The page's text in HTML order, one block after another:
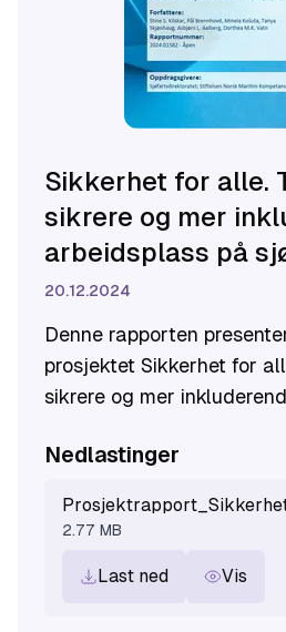
Sikkerhet for alle.
sikrere og mer
arbeidsplass på
20.12.2024
Denne rapporten
prosjektet Sikkerhet for
sikrere og mer
Nedlastinger
2.77 MB
Last ned Vis